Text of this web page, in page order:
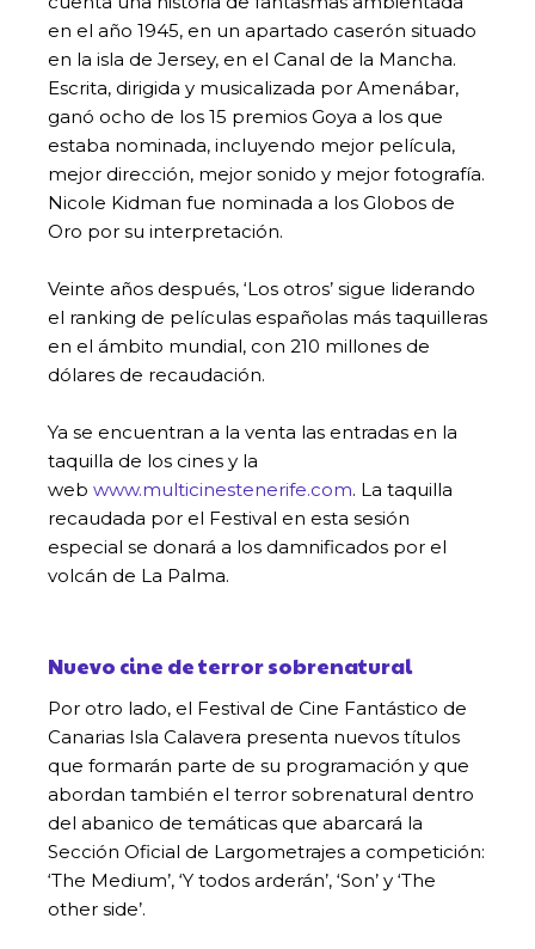
en el año 1945, en un apartado caserón situado
en la isla de Jersey, en el Canal de la Mancha.
Escrita, dirigida y musicalizada por Amenábar,
ganó ocho de los 15 premios Goya a los que
estaba nominada, incluyendo mejor película,
mejor dirección, mejor sonido y mejor fotografía.
Nicole Kidman fue nominada a los Globos de
Oro por su interpretación.
Veinte años después, ‘Los otros’ sigue liderando
el ranking de películas españolas más taquilleras
en el ámbito mundial, con 210 millones de
dólares de recaudación.
Ya se encuentran a la venta las entradas en la
taquilla de los cines y la
web www.multicinestenerife.com. La taquilla
recaudada por el Festival en esta sesión
especial se donará a los damnificados por el
volcán de La Palma.
Nuevo cine de terror sobrenatural
Por otro lado, el Festival de Cine Fantástico de
Canarias Isla Calavera presenta nuevos títulos
que formarán parte de su programación y que
abordan también el terror sobrenatural dentro
del abanico de temáticas que abarcará la
Sección Oficial de Largometrajes a competición:
‘The Medium’, ‘Y todos arderán’, ‘Son’ y ‘The
other side’.